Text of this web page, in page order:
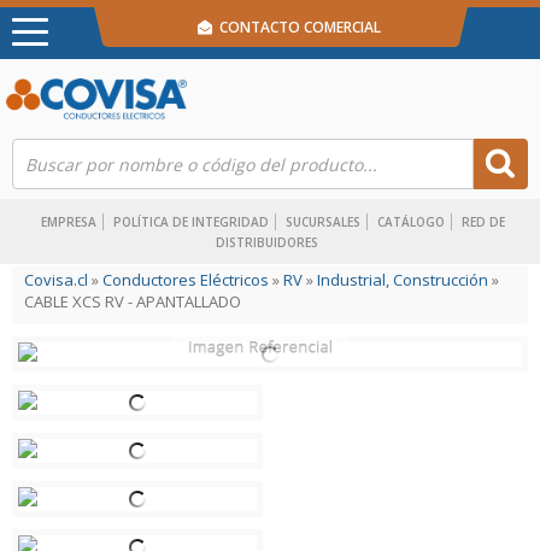
EMPRESA POLÍTICA DE INTEGRIDAD SUCURSALES CATÁLOGO
RED DE
DISTRIBUIDORES
CONTACTO COMERCIAL
Covisa.cl »Conductores Eléctricos »RV»Industrial, Construcción »
CABLE XCS RV - APANTALLADO